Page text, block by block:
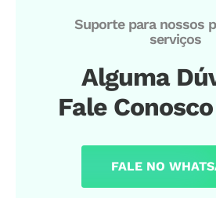
Suporte para nossos
serviços
Alguma
Fale
FALE NO